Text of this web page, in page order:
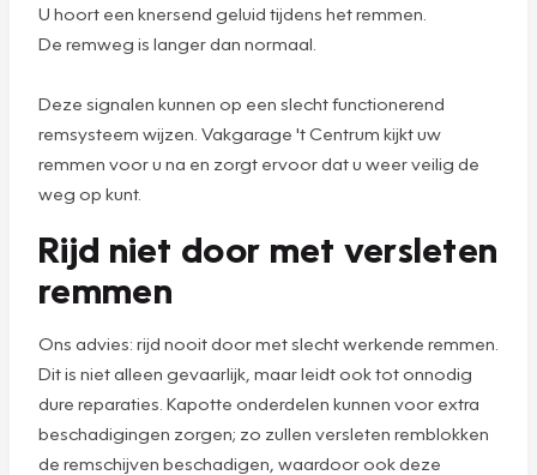
U hoort een knersend geluid tijdens het remmen.
De remweg is langer dan normaal.
Deze signalen kunnen op een slecht functionerend
remsysteem wijzen. Vakgarage 't Centrum kijkt uw
remmen voor u na en zorgt ervoor dat u weer veilig de
weg op kunt.
Rijd niet door met versleten
remmen
Ons advies: rijd nooit door met slecht werkende remmen.
Dit is niet alleen gevaarlijk, maar leidt ook tot onnodig
dure reparaties. Kapotte onderdelen kunnen voor extra
beschadigingen zorgen; zo zullen versleten remblokken
de remschijven beschadigen, waardoor ook deze